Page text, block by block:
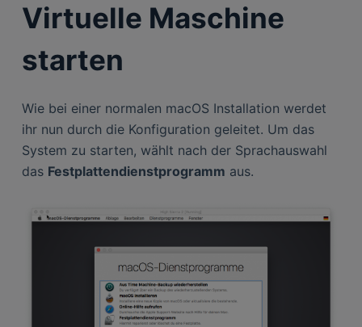
Virtuelle Maschine
starten
Wie bei einer normalen macOS Installation werdet
ihr nun durch die Konfiguration geleitet. Um das
System zu starten, wählt nach der Sprachauswahl
das Festplattendienstprogramm aus.